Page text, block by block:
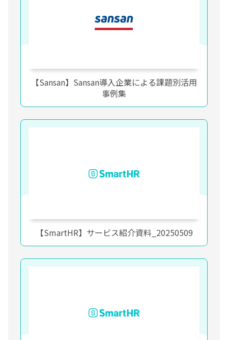
【Sansan】Sansan導入企業による課題別活用
事例集
【SmartHR】サービス紹介資料_20250509